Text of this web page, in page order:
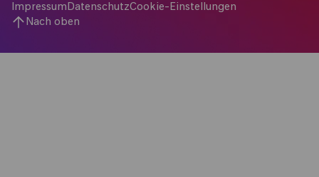
Impressum DatenschutzCookie-Einstellungen
Nach oben